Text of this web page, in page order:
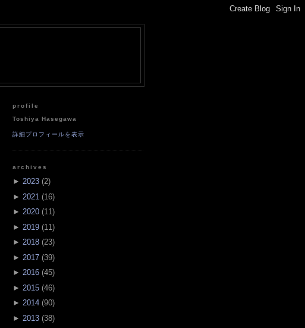
profile
Toshiya Hasegawa
詳細プロフィールを表示
archives
► 2023 (2)
► 2021 (16)
► 2020 (11)
► 2019 (11 )
► 2018 (23)
► 2017 (39)
► 2016 (45)
► 2015 (46)
► 2014 (90)
► 2013 (38)